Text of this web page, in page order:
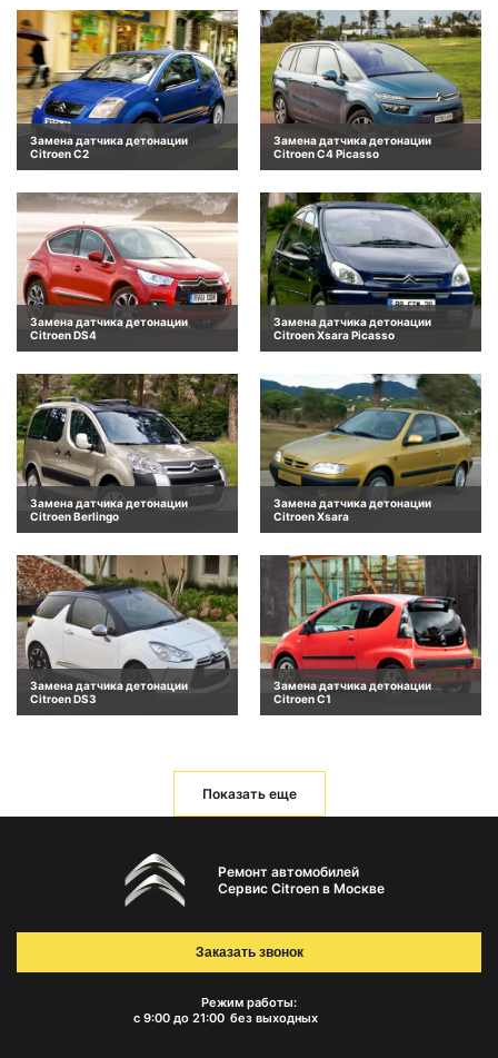
Замена датчика детонации
Citroen C2
Замена датчика детонации
Citroen C4 Picasso
Замена датчика детонации
Citroen DS4
Замена датчика детонации
Citroen Xsara Picasso
Замена датчика детонации
Citroen Berlingo
Замена датчика детонации
Citroen Xsara
Замена датчика детонации
Citroen DS3
Замена датчика детонации
Citroen C1
Показать еще
Ремонт автомобилей
Сервис Citroen в Москве
Режим работы:
с 9:00 до 21:00 без выходных
Заказать звонок